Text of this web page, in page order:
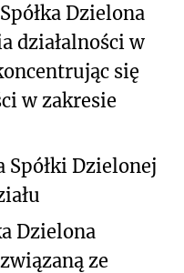
Dzielona
działalności w
się
w zakresie
Dzielonej
Dzielona
ze